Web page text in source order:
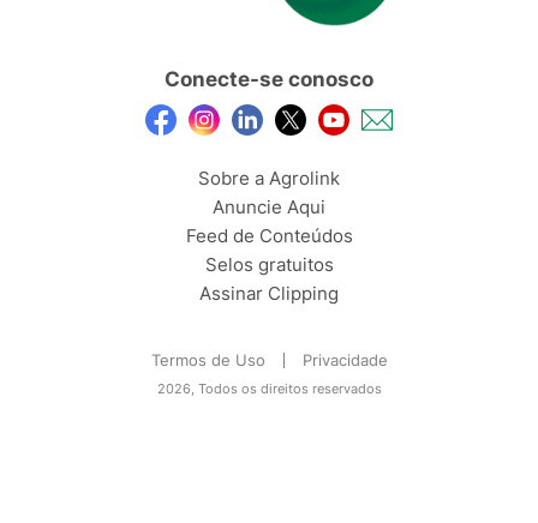
Conecte-se conosco
Sobre a Agrolink
Anuncie Aqui
Feed de Conteúdos
Selos gratuitos
Assinar Clipping
Termos de Uso Privacidade
2026, Todos os direitos reservados